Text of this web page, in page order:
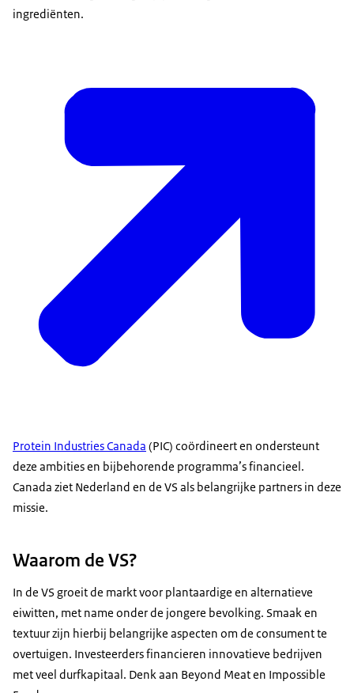
ingrediënten.
Protein Industries Canada (PIC) coördineert en ondersteunt
deze ambities en bijbehorende programma’s financieel.
Canada ziet Nederland en de VS als belangrijke partners in deze
missie.
Waarom de VS?
In de VS groeit de markt voor plantaardige en alternatieve
eiwitten, met name onder de jongere bevolking. Smaak en
textuur zijn hierbij belangrijke aspecten om de consument te
overtuigen. Investeerders financieren innovatieve bedrijven
met veel durfkapitaal. Denk aan Beyond Meat en Impossible